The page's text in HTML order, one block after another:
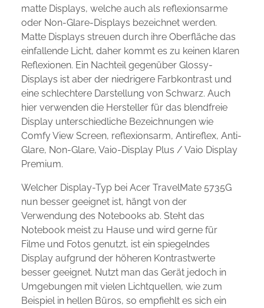
matte Displays, welche auch als reflexionsarme
oder Non-Glare-Displays bezeichnet werden.
Matte Displays streuen durch ihre Oberfläche das
einfallende Licht, daher kommt es zu keinen klaren
Reflexionen. Ein Nachteil gegenüber Glossy-
Displays ist aber der niedrigere Farbkontrast und
eine schlechtere Darstellung von Schwarz. Auch
hier verwenden die Hersteller für das blendfreie
Display unterschiedliche Bezeichnungen wie
Comfy View Screen, reflexionsarm, Antireflex, Anti-
Glare, Non-Glare, Vaio-Display Plus / Vaio Display
Premium.
Welcher Display-Typ bei Acer TravelMate 5735G
nun besser geeignet ist, hängt von der
Verwendung des Notebooks ab. Steht das
Notebook meist zu Hause und wird gerne für
Filme und Fotos genutzt, ist ein spiegelndes
Display aufgrund der höheren Kontrastwerte
besser geeignet. Nutzt man das Gerät jedoch in
Umgebungen mit vielen Lichtquellen, wie zum
Beispiel in hellen Büros, so empfiehlt es sich ein